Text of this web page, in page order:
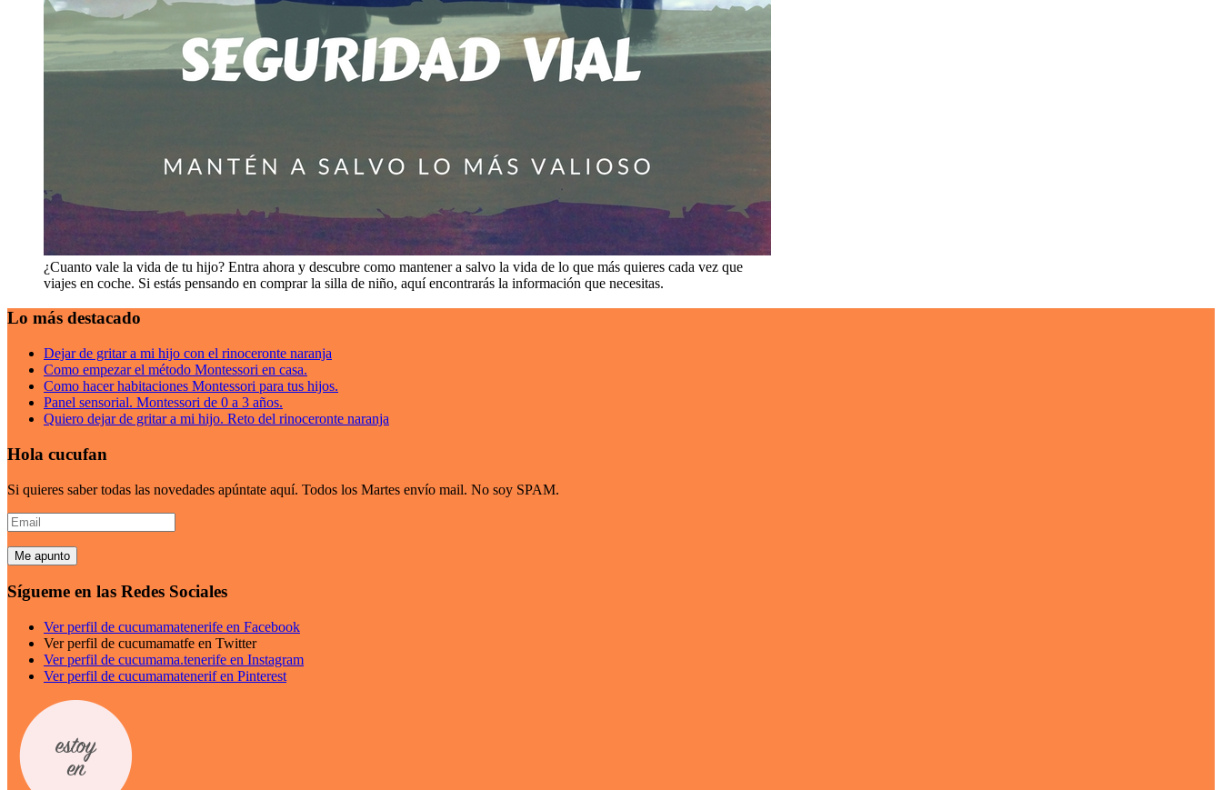
¿Cuanto vale la vida de tu hijo? Entra ahora y descubre como mantener a salvo la vida de lo que más quieres cada vez que
viajes en coche. Si estás pensando en comprar la silla de niño, aquí encontrarás la información que necesitas.
Lo más destacado
Dejar de gritar a mi hijo con el rinoceronte naranja
Como empezar el método Montessori en casa.
Como hacer habitaciones Montessori para tus hijos.
Panel sensorial. Montessori de 0 a 3 años.
Quiero dejar de gritar a mi hijo. Reto del rinoceronte naranja
Hola cucufan
Si quieres saber todas las novedades apúntate aquí. Todos los Martes envío mail. No soy SPAM.
Email
Sígueme en las Redes Sociales
Ver perfil de cucumamatenerife en Facebook
Ver perfil de cucumamatfe en Twitter
Ver perfil de cucumama.tenerife en Instagram
Ver perfil de cucumamatenerif en Pinterest